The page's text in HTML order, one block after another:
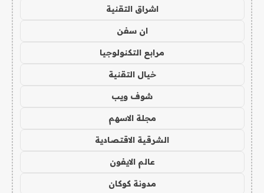
اشراق التقنية
ان سفن
مرابع التكنولوجيا
خيال التقنية
شوف ويب
مجلة الاسهم
الشرقية الاقتصادية
عالم الايفون
مدونة كوكان